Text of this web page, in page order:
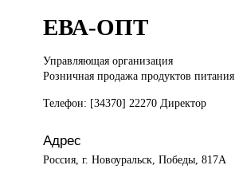
ЕВА-ОПТ
Управляющая организация
Розничная продажа продуктов питания
Телефон: [34370] 22270 Директор
Адрес
Россия, г. Новоуральск, Победы, 817А